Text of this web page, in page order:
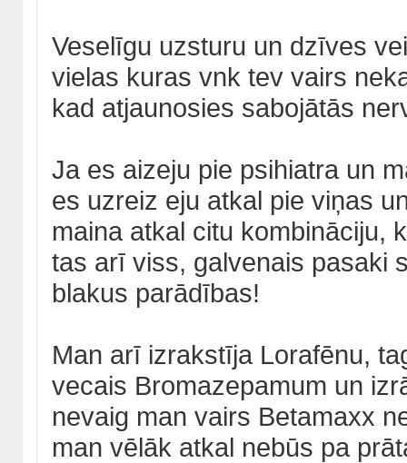
Veselīgu uzsturu un dzīves
vielas kuras vnk tev vairs
kad atjaunosies sabojātās
Ja es aizeju pie psihiatra un
es uzreiz eju atkal pie viņas
maina atkal citu kombināciju,
tas arī viss, galvenais pasaki
blakus parādības!
Man arī izrakstīja Lorafēnu,
vecais Bromazepamum un
nevaig man vairs Betamaxx
man vēlāk atkal nebūs pa